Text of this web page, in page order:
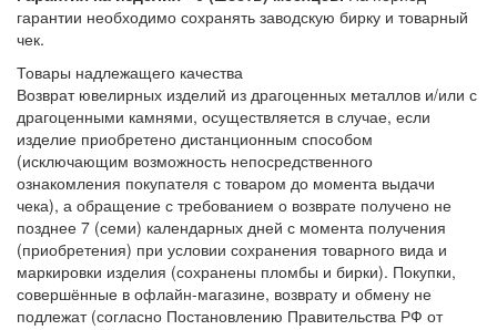
гарантии необходимо сохранять заводскую бирку и товарный
чек.
Товары надлежащего качества
Возврат ювелирных изделий из драгоценных металлов и/или с
драгоценными камнями, осуществляется в случае, если
изделие приобретено дистанционным способом
(исключающим возможность непосредственного
ознакомления покупателя с товаром до момента выдачи
чека), а обращение с требованием о возврате получено не
позднее 7 (семи) календарных дней с момента получения
(приобретения) при условии сохранения товарного вида и
маркировки изделия (сохранены пломбы и бирки). Покупки,
совершённые в офлайн-магазине, возврату и обмену не
подлежат (согласно Постановлению Правительства РФ от